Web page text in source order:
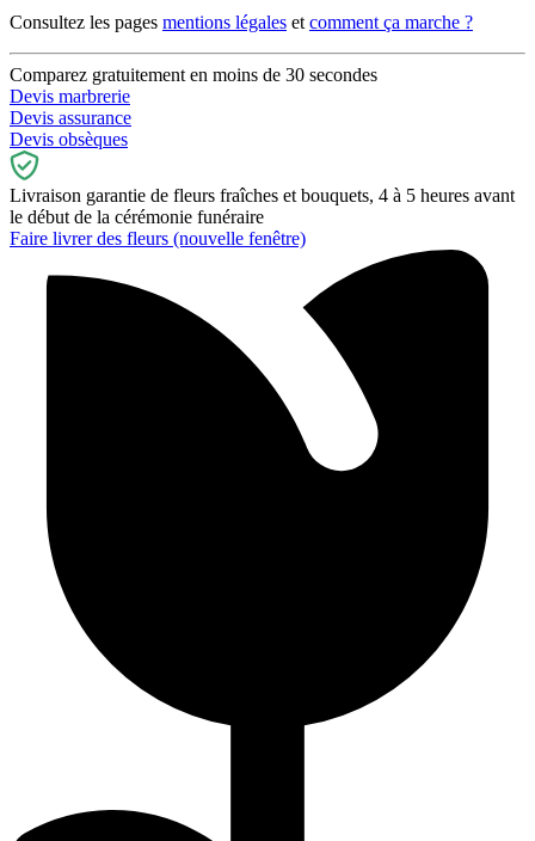
Consultez les pages mentions légales et comment ça marche ?
Comparez gratuitement en moins de 30 secondes
Devis marbrerie
Devis assurance
Devis obsèques
Livraison garantie de fleurs fraîches et bouquets, 4 à 5 heures avant
le début de la cérémonie funéraire
Faire livrer des fleurs (nouvelle fenêtre)